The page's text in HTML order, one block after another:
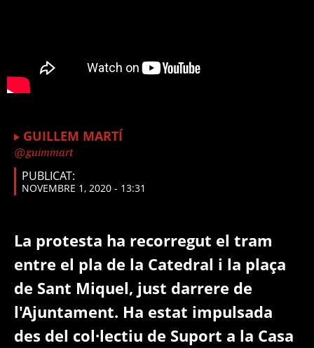
GUILLEM MARTÍ
guimmart
PUBLICAT:
NOVEMBRE 1, 2020 - 13:31
La protesta ha recorregut el tram
entre el pla de la Catedral i la plaça
de Sant Miquel, just darrere de
l'Ajuntament. Ha estat impulsada
des del col·lectiu de Suport a la Casa